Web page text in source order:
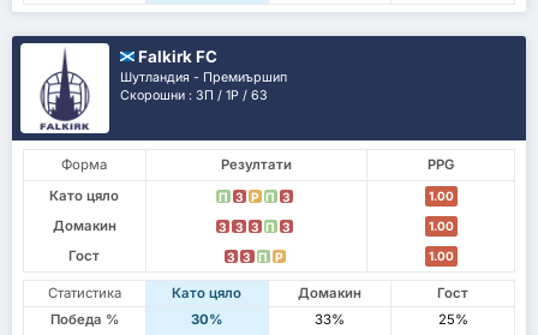
Falkirk FC
Шутландия - Премиършип
Скорошни : 3П / 1P / 6З
Форма Резултати
PPG
Като цяло
П З P П З 1.00
Домакин З З З П З 1.00
Гост З З П P 1.00
Статистика Като цяло Домакин
Гост
Победа %
30% 33%
25%